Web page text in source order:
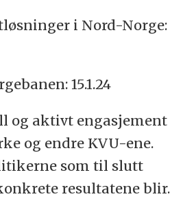
i Nord-Norge:
15.1.24
og aktivt engasjement
og endre KVU-ene.
som til slutt
resultatene blir.